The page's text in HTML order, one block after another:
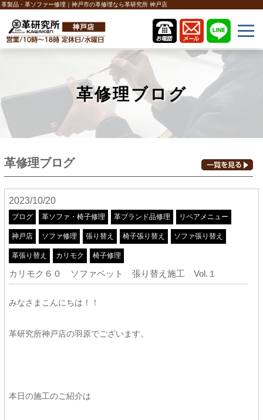
革製品・革ソファー修理｜神戸市の革修理なら革研究所 神戸店
革修理ブログ
革修理ブログ
2023/10/20
ブログ 革ソファ・椅子修理 革ブランド品修理 リペアメニュー
神戸店 ソファ修理 張り替え 椅子張り替え ソファ張り替え
革張り替え カリモク 椅子修理
カリモク６０ ソファベット 張り替え施工 Vol.１
みなさまこんにちは！！
革研究所神戸店の羽原でございます。
本日の施工のご紹介は